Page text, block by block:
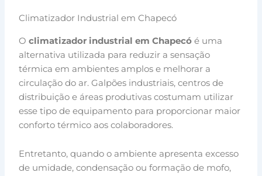
Climatizador Industrial em Chapecó
Oclimatizador industrial em Chapecó é uma
alternativa utilizada para reduzir a sensação
térmica em ambientes amplos e melhorar a
circulação do ar. Galpões industriais, centros de
distribuição e áreas produtivas costumam utilizar
esse tipo de equipamento para proporcionar maior
conforto térmico aos colaboradores.
Entretanto, quando o ambiente apresenta excesso
de umidade, condensação ou formação de mofo,